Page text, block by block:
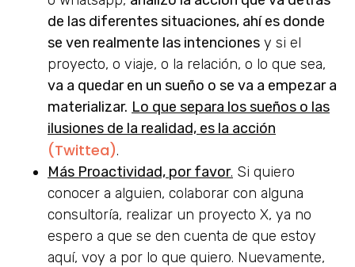
de las diferentes situaciones, ahí es donde
se ven realmente las intenciones y si el
proyecto, o viaje, o la relación, o lo que sea,
va a quedar en un sueño o se va a empezar a
materializar. Lo que separa los sueños o las
ilusiones de la realidad, es la acción
(Twittea).
Más Proactividad, por favor. Si quiero
conocer a alguien, colaborar con alguna
consultoría, realizar un proyecto X, ya no
espero a que se den cuenta de que estoy
aquí, voy a por lo que quiero. Nuevamente,